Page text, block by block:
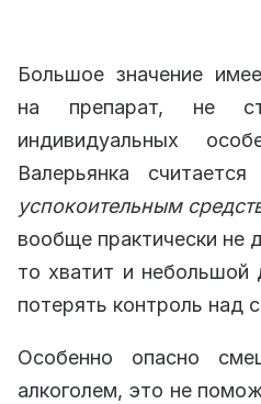
Большое значение
на препарат, не
индивидуальных
Валерьянка
успокоительным
вообще практически не
то хватит и небольшой
потерять контроль над
Особенно опасно
алкоголем, это не